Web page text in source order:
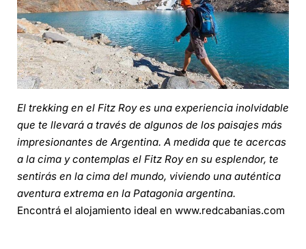
El trekking en el Fitz Roy es una experiencia inolvidable
que te llevará a través de algunos de los paisajes más
impresionantes de Argentina. A medida que te acercas
a la cima y contemplas el Fitz Roy en su esplendor, te
sentirás en la cima del mundo, viviendo una auténtica
aventura extrema en la Patagonia argentina.
Encontrá el alojamiento ideal en www.redcabanias.com